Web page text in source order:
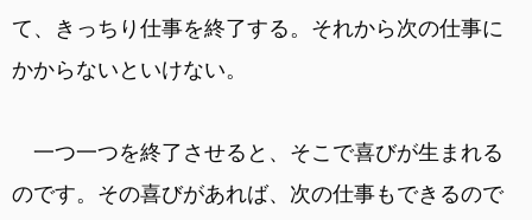
て、きっちり仕事を終了する。それから次の仕事に
かからないといけない。
一つ一つを終了させると、そこで喜びが生まれる
のです。その喜びがあれば、次の仕事もできるので